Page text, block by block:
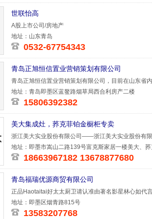
世联怡高
A股上市公司/房地产
地址：山东青岛
0532-67754343
青岛正旭恒信置业营销策划有限公司
青岛正旭恒信置业营销策划有限公司，目前在山东省
理，招商
地址：青岛即墨区蓝鳌路烟草局西合利房产二楼
15806392382
美大集成灶，荞克菲铂金橱柜专卖
浙江美大实业股份有限公司——浙江美大实业股份有
地址：即墨市嵩山二路139号富克斯家居一楼美大、
18663967182 13678877680
青岛福瑞优源商贸有限公司
正品Haotaitai好太太厨卫请认准由著名影星林心如代
地址：即墨区烟青路815号
13583207768